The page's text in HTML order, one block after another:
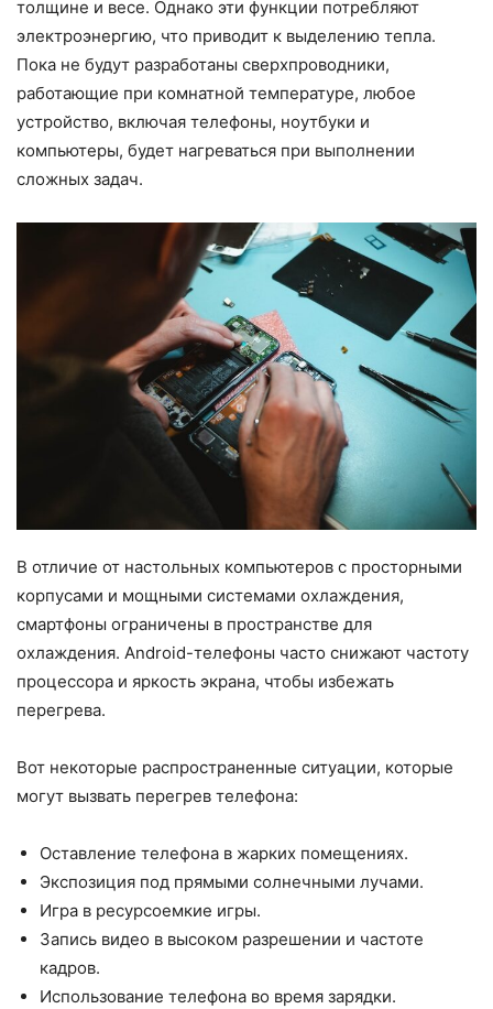
толщине и весе. Однако эти функции потребляют
электроэнергию, что приводит к выделению тепла.
Пока не будут разработаны сверхпроводники,
работающие при комнатной температуре, любое
устройство, включая телефоны, ноутбуки и
компьютеры, будет нагреваться при выполнении
сложных задач.
В отличие от настольных компьютеров с просторными
корпусами и мощными системами охлаждения,
смартфоны ограничены в пространстве для
охлаждения. Android-телефоны часто снижают частоту
процессора и яркость экрана, чтобы избежать
перегрева.
Вот некоторые распространенные ситуации, которые
могут вызвать перегрев телефона:
Оставление телефона в жарких помещениях.
Экспозиция под прямыми солнечными лучами.
Игра в ресурсоемкие игры.
Запись видео в высоком разрешении и частоте
кадров.
Использование телефона во время зарядки.